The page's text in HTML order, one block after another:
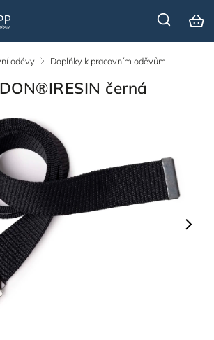
oděvy / Doplňky k pracovním oděvům
černá